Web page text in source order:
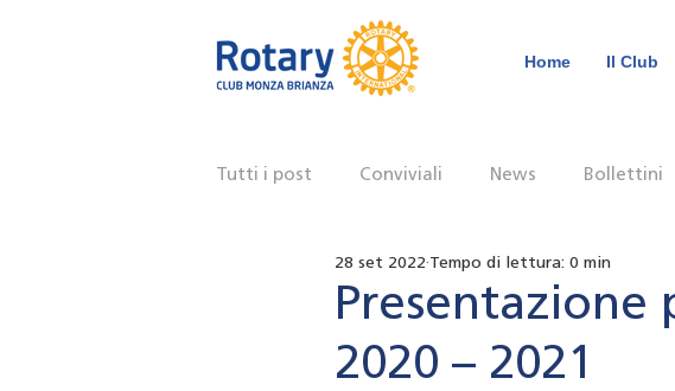
Home Il Club
Tutti i post Conviviali News Bollettini
Presentazione
2020 – 2021
28 set 2022 Tempo di lettura: 0 min